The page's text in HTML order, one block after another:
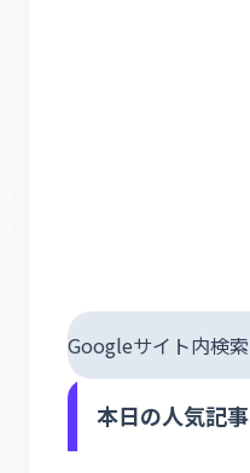
Googleサイト内検索
本日の人気記事